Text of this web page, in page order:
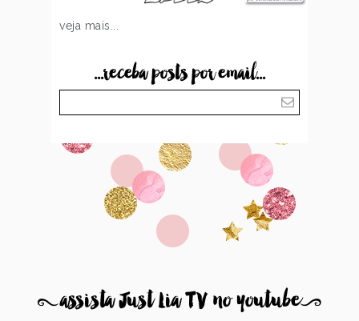
veja mais...
...receba posts por email...
8assista Just Lia TV no youtube9